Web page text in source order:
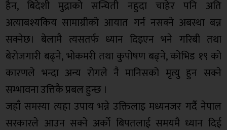
हैन, बिदेशी मुद्राको सन्चिती नहुदा चाहेर पनि अति
अत्याबश्यकिय सामाग्रीको आयात गर्न नसक्ने अबस्था बन्न
सक्नेछ। बेलामै त्यसतर्फ ध्यान दिइएन भने गरिबी तथा
बेरोजगारी बढ्ने, भोकमरी तथा कुपोषण बढ्ने, कोभिड १९ को
कारणले भन्दा अन्य रोगले नै मानिसको मृत्यु हुन सक्ने
सम्भावना उत्तिकै प्रबल हुन्छ ।
जहाँ समस्या त्यहा उपाय भन्ने उक्तिलाइ मध्यनजर गर्दै नेपाल
सरकारले आउन सक्ने अर्को बिपतलाई समयमै ध्यान दिई